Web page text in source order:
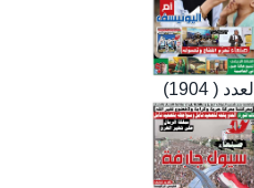
العدد ( 1904)